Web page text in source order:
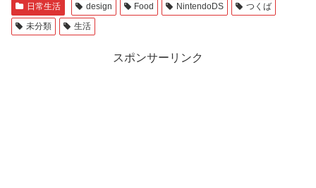
日常生活 design Food NintendoDS
つくば
未分類
生活
スポンサーリンク